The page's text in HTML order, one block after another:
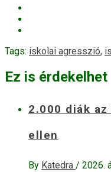
Tags: iskolai agresszió,
Ez is érdekelhet
2.000 diák
ellen
By Katedra / 2026.